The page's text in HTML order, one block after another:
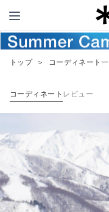
トップ ＞ コーディネート
コーディネート レビュー